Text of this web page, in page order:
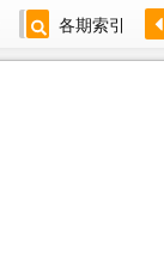
各期索引